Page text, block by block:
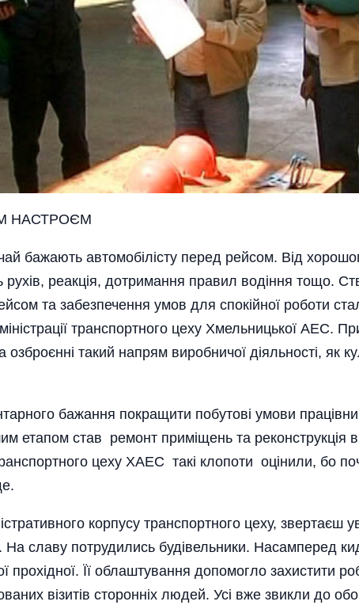
НАСТРОЄМ
бажають автомобілісту перед рейсом. Від
рухів, реакція, дотримання правил водіння тощо.
та забезпечення умов для спокійної роботи
транспортного цеху Хмельницької АЕС.
озброєнні такий напрям виробничої діяльності, як
бажання покращити побутові умови
етапом став ремонт приміщень та реконструкція
цеху ХАЕС такі клопоти оцінили, бо
корпусу транспортного цеху, звертаєш
На славу потрудились будівельники. Насамперед
Її облаштування допомогло захистити
візитів сторонніх людей. Усі вже звикли до